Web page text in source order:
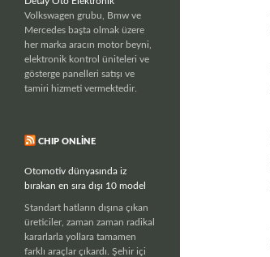
Volkswagen grubu, Bmw ve
Mercedes başta olmak üzere
her marka aracın motor beyni,
elektronik kontrol üniteleri ve
gösterge panelleri satışı ve
tamiri hizmeti vermektedir.
CHIP ONLINE
Otomotiv dünyasında iz
bırakan en sıra dışı 10 model
Standart hatların dışına çıkan
üreticiler, zaman zaman radikal
kararlarla yollara tamamen
farklı araçlar çıkardı. Şehir içi